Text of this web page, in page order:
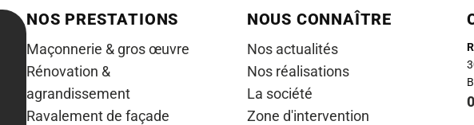
NOS PRESTATIONS
Maçonnerie & gros œuvre
Rénovation &
agrandissement
Ravalement de façade
NOUS CONNAÎTRE
Nos actualités
Nos réalisations
La société
Zone d'intervention